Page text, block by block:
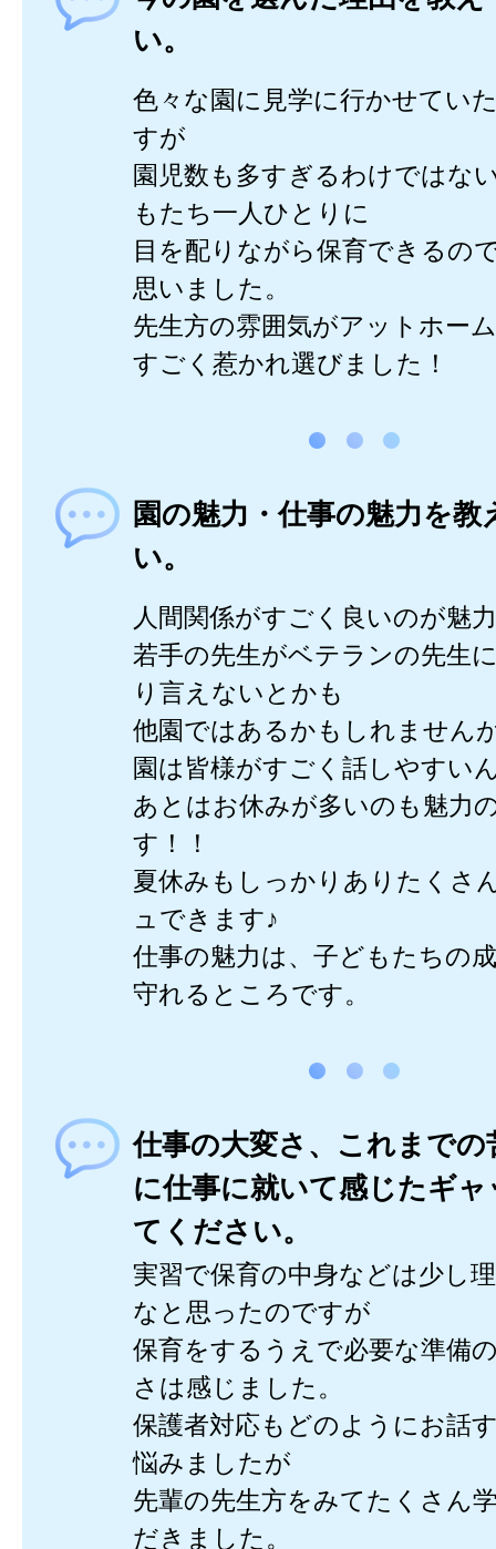
い。
色々な園に見学に行かせてい
すが
園児数も多すぎるわけではな
もたち一人ひとりに
目を配りながら保育できるの
思いました。
先生方の雰囲気がアットホー
すごく惹かれ選びました！
園の魅力・仕事の魅力を教
い。
人間関係がすごく良いのが魅
若手の先生がベテランの先生
り言えないとかも
他園ではあるかもしれません
園は皆様がすごく話しやすい
あとはお休みが多いのも魅力
す！！
夏休みもしっかりありたくさ
ュできます♪
仕事の魅力は、子どもたちの
守れるところです。
仕事の大変さ、これまでの
に仕事に就いて感じたギ
てください。
実習で保育の中身などは少し
なと思ったのですが
保育をするうえで必要な準備
さは感じました。
保護者対応もどのようにお話
悩みましたが
先輩の先生方をみてたくさん
だきました。